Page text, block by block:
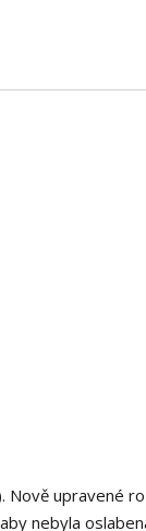
Nově upravené
nebyla